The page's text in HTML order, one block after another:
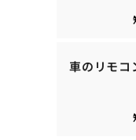
車のリモコ